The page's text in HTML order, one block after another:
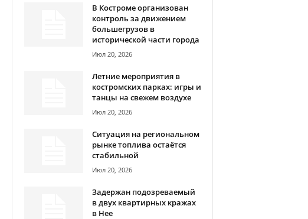
В Костроме организован
контроль за движением
большегрузов в
исторической части города
Июл 20, 2026
Летние мероприятия в
костромских парках: игры и
танцы на свежем воздухе
Июл 20, 2026
Ситуация на региональном
рынке топлива остаётся
стабильной
Июл 20, 2026
Задержан подозреваемый
в двух квартирных кражах
в Нее